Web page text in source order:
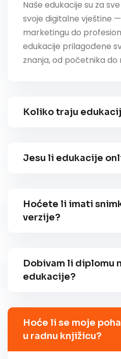
Naše edukacije su za
svoje digitalne vještine
marketingu do
edukacije prilagođene
znanja, od početnika do
Koliko traju
Jesu li edukacije
Hoćete li imati
verzije?
Dobivam li diplomu
edukacije?
Hoće li se moje
u radnu knjižicu?